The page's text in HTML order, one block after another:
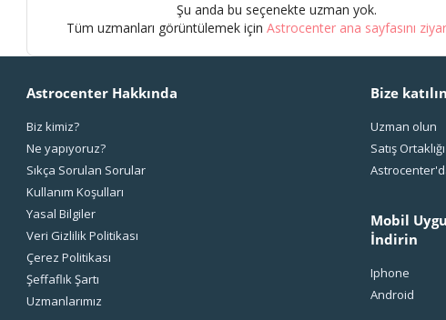
Şu anda bu seçenekte uzman yok.
Tüm uzmanları görüntülemek için Astrocenter ana sayfasını
Astrocenter Hakkında
Biz kimiz?
Ne yapıyoruz?
Sıkça Sorulan Sorular
Kullanım Koşulları
Yasal Bilgiler
Veri Gizlilik Politikası
Çerez Politikası
Şeffaflık Şartı
Uzmanlarımız
Bize katılın
Uzman olun
Satış Ortaklığı
Mobil
İndirin
Iphone
Android